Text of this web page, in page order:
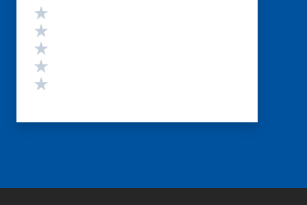
Valutazione